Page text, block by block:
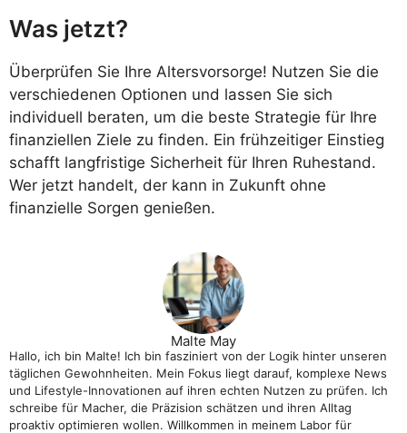
Was jetzt?
Überprüfen Sie Ihre Altersvorsorge! Nutzen Sie die
verschiedenen Optionen und lassen Sie sich
individuell beraten, um die beste Strategie für Ihre
finanziellen Ziele zu finden. Ein frühzeitiger Einstieg
schafft langfristige Sicherheit für Ihren Ruhestand.
Wer jetzt handelt, der kann in Zukunft ohne
finanzielle Sorgen genießen.
Malte May
Hallo, ich bin Malte! Ich bin fasziniert von der Logik hinter unseren
täglichen Gewohnheiten. Mein Fokus liegt darauf, komplexe News
und Lifestyle-Innovationen auf ihren echten Nutzen zu prüfen. Ich
schreibe für Macher, die Präzision schätzen und ihren Alltag
proaktiv optimieren wollen. Willkommen in meinem Labor für